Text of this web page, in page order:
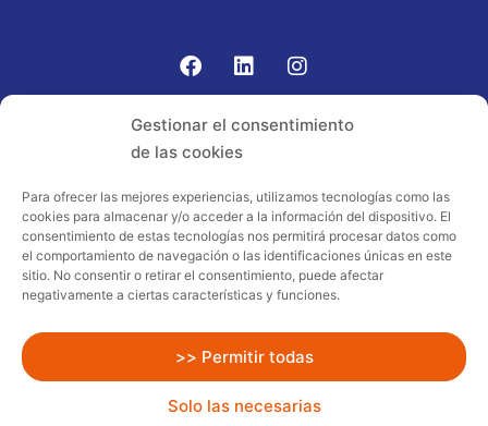
Gestionar el consentimiento
de las cookies
Para ofrecer las mejores experiencias, utilizamos tecnologías como las
cookies para almacenar y/o acceder a la información del dispositivo. El
consentimiento de estas tecnologías nos permitirá procesar datos como
el comportamiento de navegación o las identificaciones únicas en este
sitio. No consentir o retirar el consentimiento, puede afectar
negativamente a ciertas características y funciones.
>> Permitir todas
Solo las necesarias
Proyecto acogido al programa de
incentivos ligados al autoconsumo y
almacenamiento, con fuentes de energía
renovables, así como a la implantación
sector residencial en el marco del Plan
de Recuperación, Transformación y
Resiliencia, financiado por la Unión